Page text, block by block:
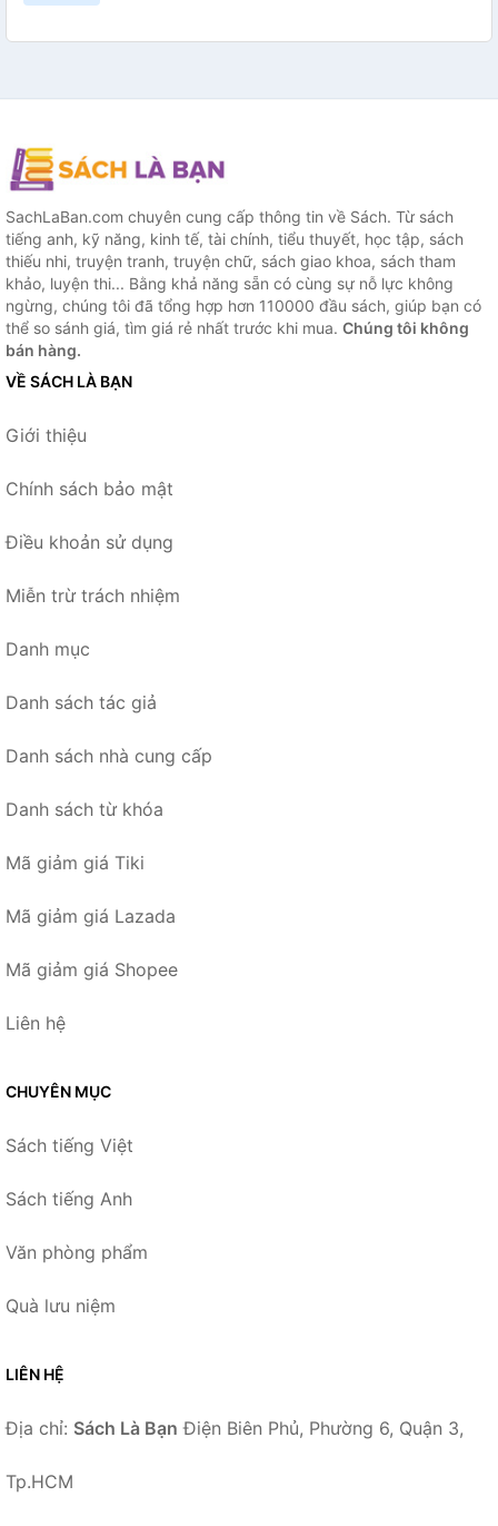
SachLaBan.com chuyên cung cấp thông tin về Sách. Từ sách
tiếng anh, kỹ năng, kinh tế, tài chính, tiểu thuyết, học tập, sách
thiếu nhi, truyện tranh, truyện chữ, sách giao khoa, sách tham
khảo, luyện thi... Bằng khả năng sẵn có cùng sự nỗ lực không
ngừng, chúng tôi đã tổng hợp hơn 110000 đầu sách, giúp bạn có
thể so sánh giá, tìm giá rẻ nhất trước khi mua. Chúng tôi không
bán hàng.
VỀ SÁCH LÀ BẠN
Giới thiệu
Chính sách bảo mật
Điều khoản sử dụng
Miễn trừ trách nhiệm
Danh mục
Danh sách tác giả
Danh sách nhà cung cấp
Danh sách từ khóa
Mã giảm giá Tiki
Mã giảm giá Lazada
Mã giảm giá Shopee
Liên hệ
CHUYÊN MỤC
Sách tiếng Việt
Sách tiếng Anh
Văn phòng phẩm
Quà lưu niệm
LIÊN HỆ
Địa chỉ: Sách Là Bạn Điện Biên Phủ, Phường 6, Quận 3,
Tp.HCM